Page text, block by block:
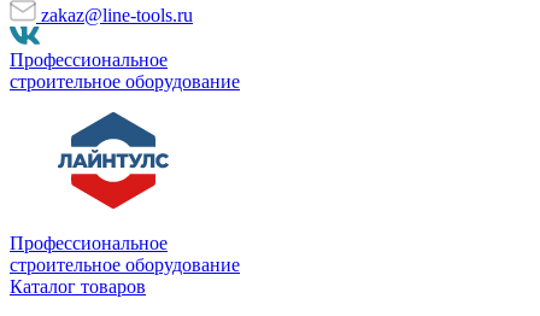
zakaz@line-tools.ru
Профессиональное
строительное оборудование
Профессиональное
строительное оборудование
Каталог товаров